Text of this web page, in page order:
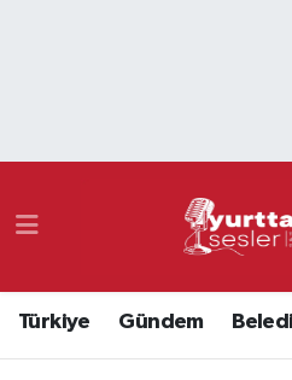
Türkiye Gündem
Namaz Vakitleri
Süper Lig Puan Durumu